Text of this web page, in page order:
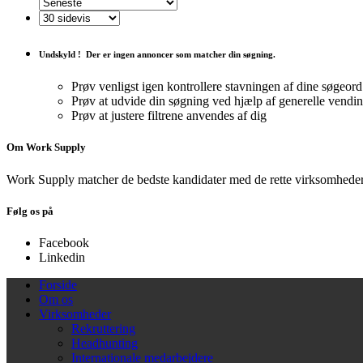
Undskyld ! Der er ingen annoncer som matcher din søgning.
Prøv venligst igen kontrollere stavningen af ​​dine søgeord
Prøv at udvide din søgning ved hjælp af generelle
Prøv at justere filtrene anvendes af dig
Om Work Supply
Work Supply matcher de bedste kandidater med de rette
Følg os på
Facebook
Linkedin
Forside
Om os
Virksomheder
Rekruttering
Headhunting
Internationale medarbejdere